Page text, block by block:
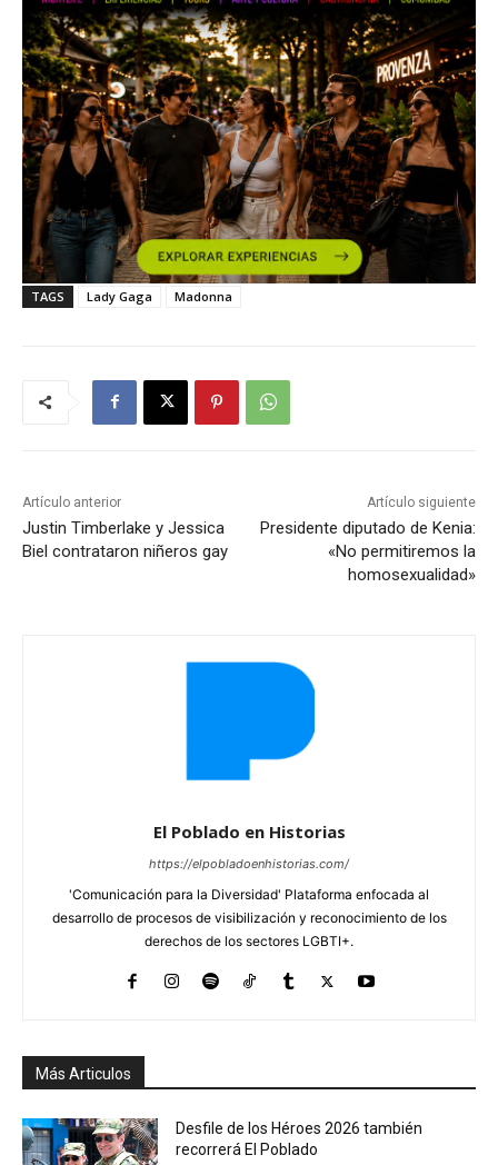
TAGS Lady Gaga Madonna
Artículo anterior
Justin Timberlake y Jessica
Biel contrataron niñeros gay
Artículo siguiente
Presidente diputado de Kenia:
«No permitiremos la
homosexualidad»
El Poblado en Historias
https://elpobladoenhistorias.com/
'Comunicación para la Diversidad' Plataforma enfocada al
desarrollo de procesos de visibilización y reconocimiento de los
derechos de los sectores LGBTI+.
Más Articulos
Desfile de los Héroes 2026 también
recorrerá El Poblado